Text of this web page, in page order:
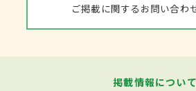
ご掲載に関するお問い合わ
掲載情報について